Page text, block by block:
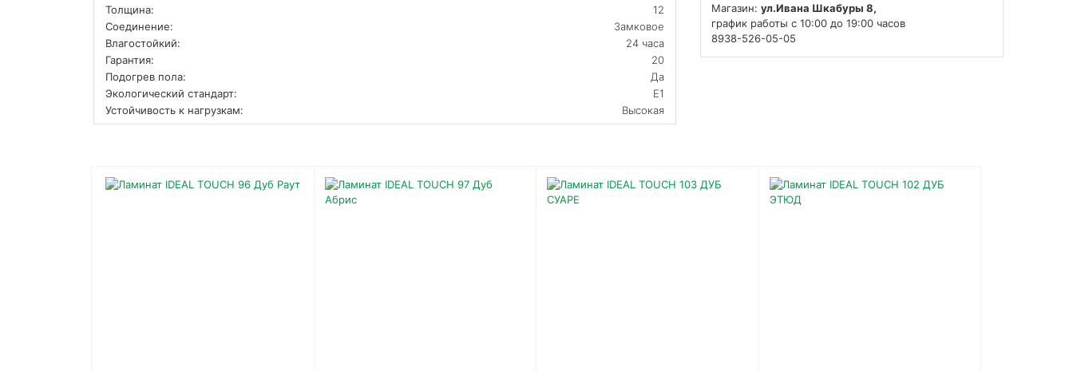
Магазин: ул.Ивана Шкабуры 8,
график работы с 10:00 до 19:00 часов
8938-526-05-05
Толщина:
12
Соединение:
Замковое
Влагостойкий:
24 часа
Гарантия:
20
Подогрев пола:
Да
Экологический стандарт:
E1
Устойчивость к нагрузкам:
Высокая